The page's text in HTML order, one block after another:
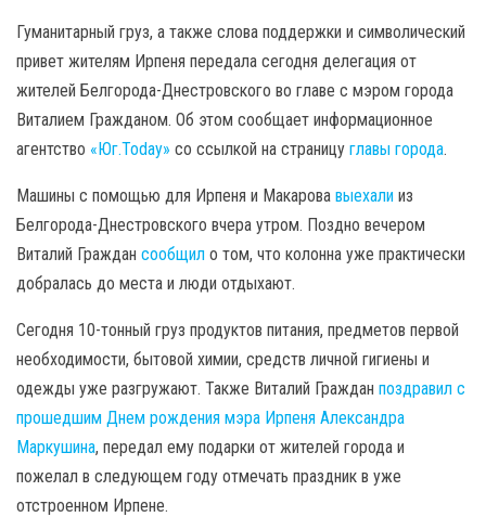
Гуманитарный груз, а также слова поддержки и символический
привет жителям Ирпеня передала сегодня делегация от
жителей Белгорода-Днестровского во главе с мэром города
Виталием Гражданом. Об этом сообщает информационное
агентство «Юг.Today» со ссылкой на страницу главы города.
Машины с помощью для Ирпеня и Макарова выехали из
Белгорода-Днестровского вчера утром. Поздно вечером
Виталий Граждан сообщил о том, что колонна уже практически
добралась до места и люди отдыхают.
Сегодня 10-тонный груз продуктов питания, предметов первой
необходимости, бытовой химии, средств личной гигиены и
одежды уже разгружают. Также Виталий Граждан поздравил с
прошедшим Днем рождения мэра Ирпеня Александра
Маркушина, передал ему подарки от жителей города и
пожелал в следующем году отмечать праздник в уже
отстроенном Ирпене.